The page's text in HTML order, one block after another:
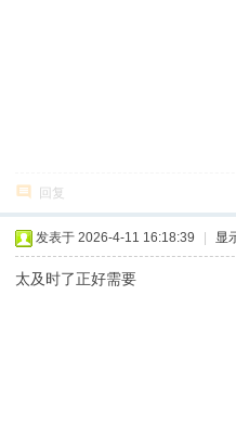
回复
发表于 2026-4-11 16:18:39 显
太及时了正好需要